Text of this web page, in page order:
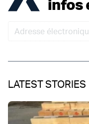
infos
LATEST STORIES